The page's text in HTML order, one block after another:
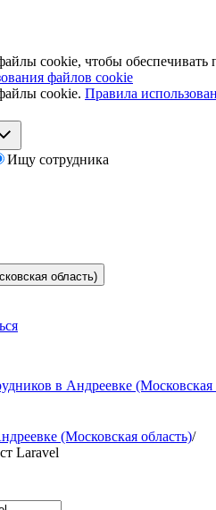
cookie, чтобы обеспечивать
файлов cookie
cookie. Правила
Ищу сотрудника
область)
в Андреевке (Московская
(Московская область)/
Laravel